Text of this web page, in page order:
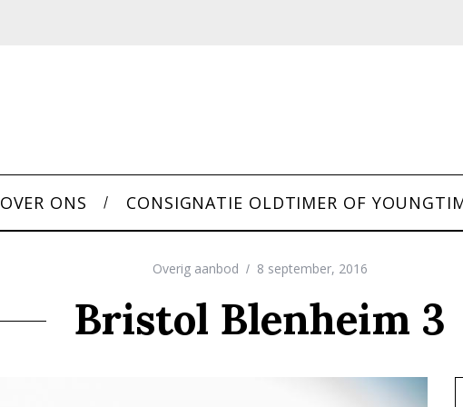
OVER ONS CONSIGNATIE OLDTIMER OF
Overig aanbod 8 september, 2016
Bristol Blenheim 3